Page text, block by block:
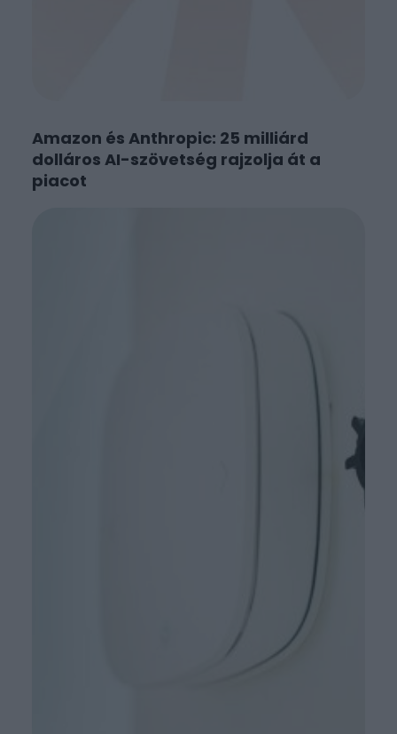
Amazon és Anthropic: 25 milliárd
dolláros AI-szövetség rajzolja át a
piacot